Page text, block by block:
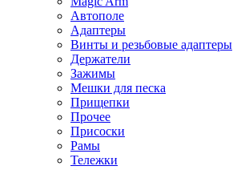
Автополе
Адаптеры
Винты и резьбовые адаптеры
Держатели
Зажимы
Мешки для песка
Прищепки
Прочее
Присоски
Рамы
Тележки